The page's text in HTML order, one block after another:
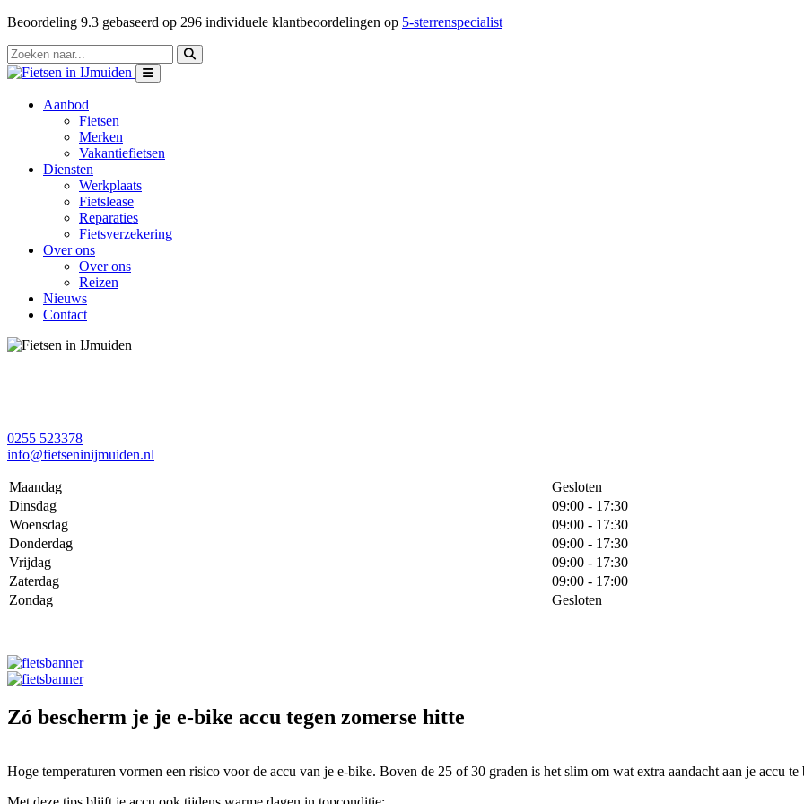
Beoordeling 9.3 gebaseerd op 296 individuele klantbeoordelingen op 5-sterrenspecialist
Aanbod
Fietsen
Merken
Vakantiefietsen
Diensten
Werkplaats
Fietslease
Reparaties
Fietsverzekering
Over ons
Over ons
Reizen
Nieuws
Contact
0255 523378
info@fietseninijmuiden.nl
Maandag
Gesloten
Dinsdag
09:00 - 17:30
Woensdag
09:00 - 17:30
Donderdag
09:00 - 17:30
Vrijdag
09:00 - 17:30
Zaterdag
09:00 - 17:00
Zondag
Gesloten
Zó bescherm je je e-bike accu tegen zomerse hitte
Hoge temperaturen vormen een risico voor de accu van je e-bike. Boven de 25 of 30 graden is het slim om wat extra aandacht aan je accu te